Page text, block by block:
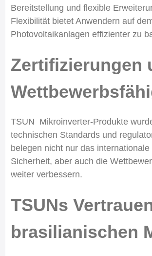
Bereitstellung und flexible
Flexibilität bietet Anwendern auf
Photovoltaikanlagen effizienter zu
Zertifizierungen
TSUN Mikroinverter-Produkte
technischen Standards und
belegen nicht nur das
Sicherheit, aber auch die
weiter verbessern.
TSUNs
brasilianischen